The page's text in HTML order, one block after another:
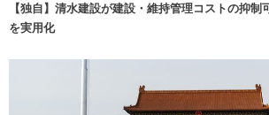
【独自】清水建設が建設・維持管理コストの抑制
を実用化